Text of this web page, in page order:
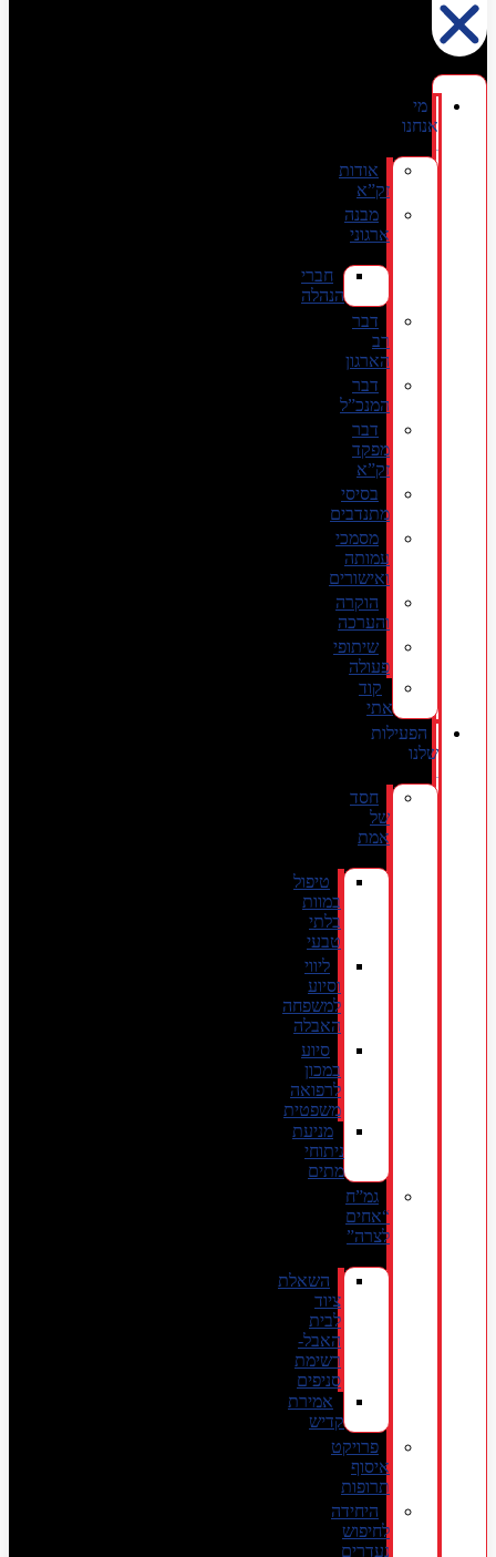
מי
אנחנו
אודות
זק”א
מבנה
ארגוני
חברי
הנהלה
דבר
רב
הארגון
דבר
המנכ”ל
דבר
מפקד
זק”א
בסיסי
מתנדבים
מסמכי
עמותה
ואישורים
הוקרה
והערכה
שיתופי
פעולה
קוד
אתי
הפעילות
שלנו
חסד
של
אמת
טיפול
במוות
בלתי
טבעי
ליווי
וסיוע
למשפחה
האבלה
סיוע
במכון
לרפואה
משפטית
מניעת
ניתוחי
מתים
גמ”ח
“אחים
לצרה”
השאלת
ציוד
לבית
האבל-
רשימת
סניפים
אמירת
קדיש
פרויקט
איסוף
תרופות
היחידה
לחיפוש
נעדרים